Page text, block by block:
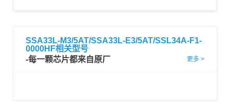
SSA33L-M3/5AT/SSA33L-E3/5AT/SSL34A-F1-
0000HF相关型号
-每一颗芯片都来自原厂
更多 >